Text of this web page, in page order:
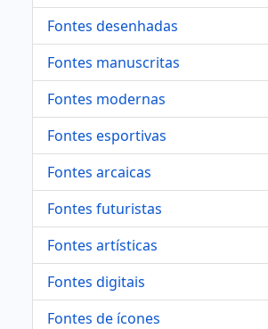
Fontes desenhadas
Fontes manuscritas
Fontes modernas
Fontes esportivas
Fontes arcaicas
Fontes futuristas
Fontes artísticas
Fontes digitais
Fontes de ícones